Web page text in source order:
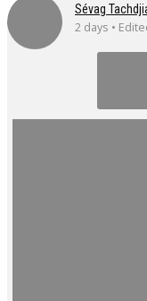
Sévag
2 days •